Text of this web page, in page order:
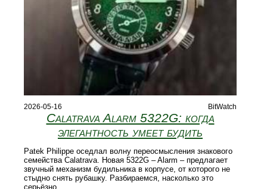
2026-05-16 BitWatch
Calatrava Alarm 5322G: когда
элегантность умеет будить
Patek Philippe оседлал волну переосмысления знакового
семейства Calatrava. Новая 5322G – Alarm – предлагает
звучный механизм будильника в корпусе, от которого не
стыдно снять рубашку. Разбираемся, насколько это
серьёзно.